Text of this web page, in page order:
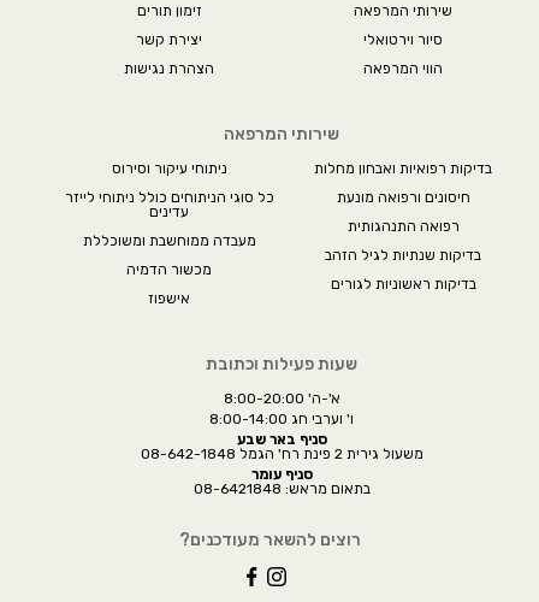
שירותי המרפאה
סיור וירטואלי
הווי המרפאה
זימון תורים
יצירת קשר
הצהרת נגישות
שירותי המרפאה
בדיקות רפואיות ואבחון מחלות
חיסונים ורפואה מונעת
רפואה התנהגותית
בדיקות שנתיות לגיל הזהב
בדיקות ראשוניות לגורים
ניתוחי עיקור וסירוס
כל סוגי הניתוחים כולל ניתוחי לייזר
עדינים
מעבדה ממוחשבת ומשוכללת
מכשור הדמיה
אישפוז
שעות פעילות וכתובת
א'-ה' 8:00-20:00
ו' וערבי חג 8:00-14:00
סניף באר שבע
משעול גירית 2 פינת רח' הגמל 08-642-1848
סניף עומר
בתאום מראש: 08-6421848
רוצים להשאר מעודכנים?